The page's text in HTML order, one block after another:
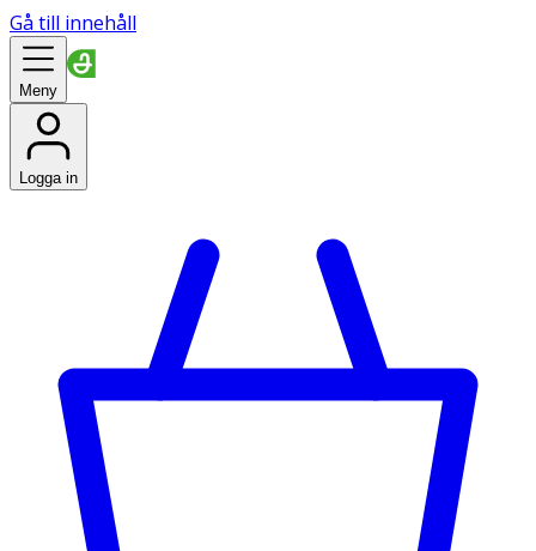
Gå till innehåll
Meny
Logga in